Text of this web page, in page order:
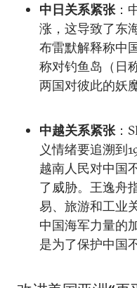
中日关系紧张：
涨，这导致了东
布雷默解释称中
称对钓鱼岛（日
两国对彼此的妖
中越关系紧张：
义情绪要追溯到
越南人民对中国
了威胁。王逸舟
易、旅游和工业
中国海军力量的
是为了保护中国